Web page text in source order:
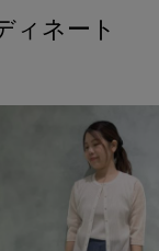
ィネート